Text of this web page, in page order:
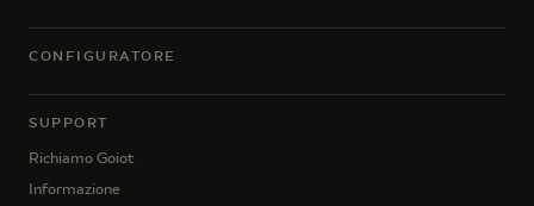
CONFIGURATORE
SUPPORT
Richiamo Goiot
Informazione